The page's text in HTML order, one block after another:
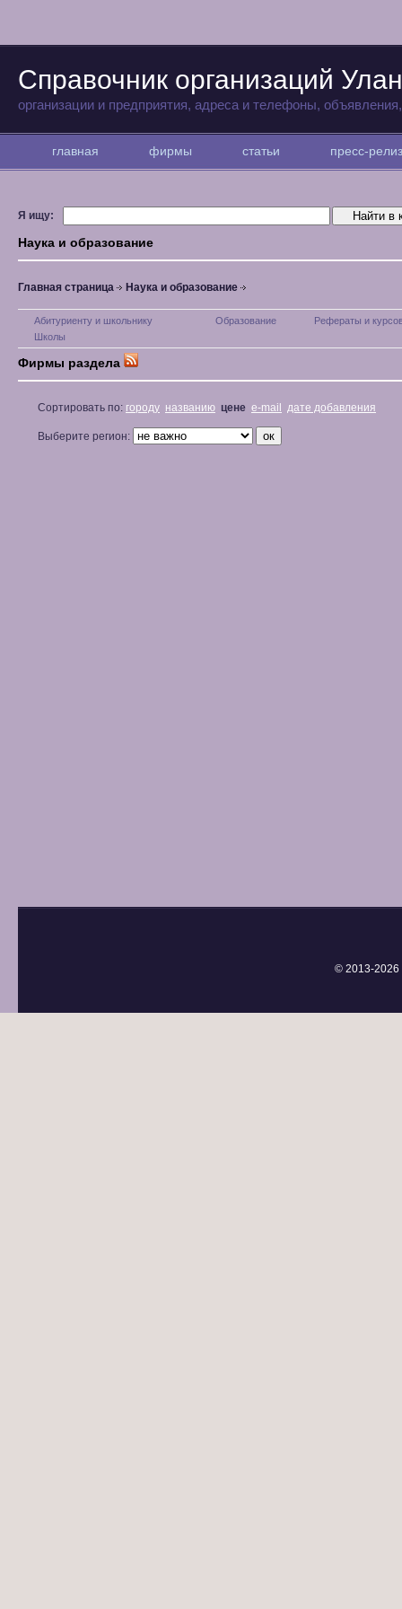
Справочник организаций
организации и предприятия, адреса и телефоны,
главная фирмы статьи пресс-
Я ищу:
Наука и образование
Главная страница Наука и образование
Абитуриенту и школьнику Образование
Рефераты и
Школы
Фирмы раздела
Сортировать по: городу названию цене e-mail дате добавления
Выберите регион:
© 2013-2026